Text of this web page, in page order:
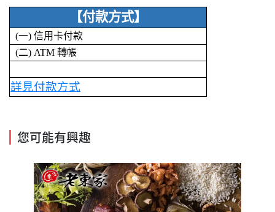
【付款方式】
(一) 信用卡付款
(二) ATM 轉帳
詳見付款方式
您可能有興趣